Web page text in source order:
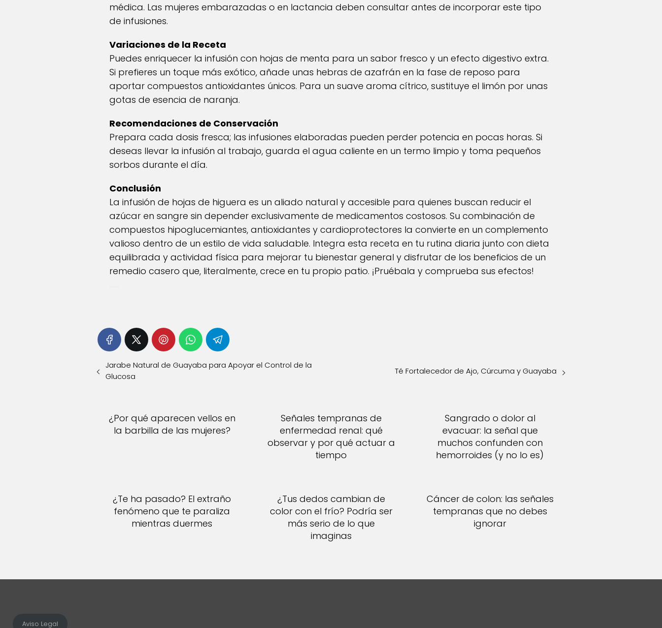
médica. Las mujeres embarazadas o en lactancia deben consultar antes de incorporar este tipo
de infusiones.
Variaciones de la Receta
Puedes enriquecer la infusión con hojas de menta para un sabor fresco y un efecto digestivo extra.
Si prefieres un toque más exótico, añade unas hebras de azafrán en la fase de reposo para
aportar compuestos antioxidantes únicos. Para un suave aroma cítrico, sustituye el limón por unas
gotas de esencia de naranja.
Recomendaciones de Conservación
Prepara cada dosis fresca; las infusiones elaboradas pueden perder potencia en pocas horas. Si
deseas llevar la infusión al trabajo, guarda el agua caliente en un termo limpio y toma pequeños
sorbos durante el día.
Conclusión
La infusión de hojas de higuera es un aliado natural y accesible para quienes buscan reducir el
azúcar en sangre sin depender exclusivamente de medicamentos costosos. Su combinación de
compuestos hipoglucemiantes, antioxidantes y cardioprotectores la convierte en un complemento
valioso dentro de un estilo de vida saludable. Integra esta receta en tu rutina diaria junto con dieta
equilibrada y actividad física para mejorar tu bienestar general y disfrutar de los beneficios de un
remedio casero que, literalmente, crece en tu propio patio. ¡Pruébala y comprueba sus efectos!
Jarabe Natural de Guayaba para Apoyar el Control de la
Glucosa
Té Fortalecedor de Ajo, Cúrcuma y Guayaba
¿Por qué aparecen vellos en
la barbilla de las mujeres?
Señales tempranas de
enfermedad renal: qué
observar y por qué actuar a
tiempo
Sangrado o dolor al
evacuar: la señal que
muchos confunden con
hemorroides (y no lo es)
¿Te ha pasado? El extraño
fenómeno que te paraliza
mientras duermes
¿Tus dedos cambian de
color con el frío? Podría ser
más serio de lo que
imaginas
Cáncer de colon: las señales
tempranas que no debes
ignorar
Aviso Legal